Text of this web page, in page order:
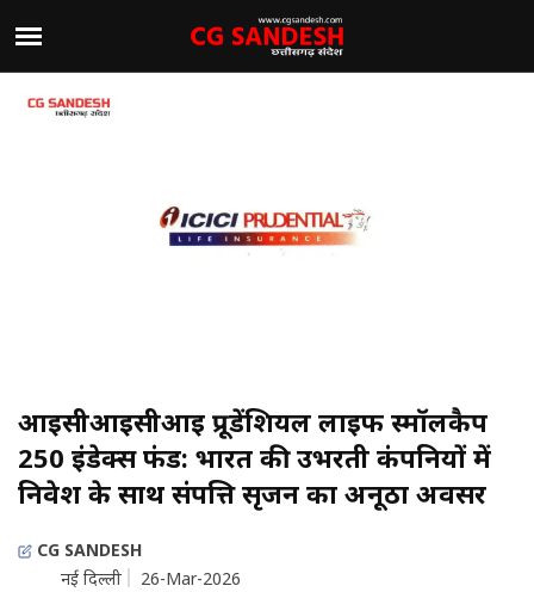
आईसीआईसीआई प्रूडेंशियल लाइफ स्मॉलकैप
250 इंडेक्स फंड: भारत की उभरती कंपनियों में
निवेश के साथ संपत्ति सृजन का अनूठा अवसर
CG SANDESH
नई दिल्ली
26-Mar-2026